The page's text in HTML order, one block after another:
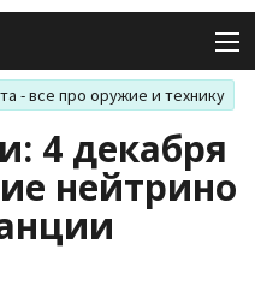
- все про оружие и технику
4 декабря
нейтрино